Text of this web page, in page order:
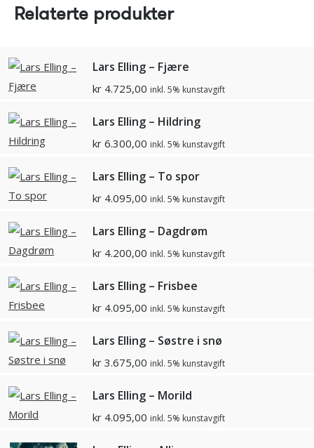
Relaterte produkter
Lars Elling – Fjære
kr 4.725,00 inkl. 5% kunstavgift
Lars Elling – Hildring
kr 6.300,00 inkl. 5% kunstavgift
Lars Elling – To spor
kr 4.095,00 inkl. 5% kunstavgift
Lars Elling – Dagdrøm
kr 4.200,00 inkl. 5% kunstavgift
Lars Elling – Frisbee
kr 4.095,00 inkl. 5% kunstavgift
Lars Elling – Søstre i snø
kr 3.675,00 inkl. 5% kunstavgift
Lars Elling – Morild
kr 4.095,00 inkl. 5% kunstavgift